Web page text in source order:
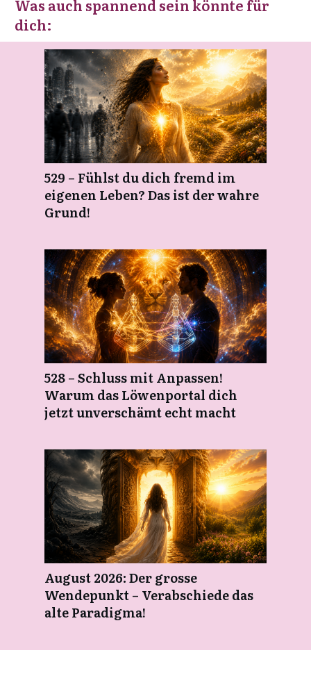
Was auch spannend sein könnte für
dich:
529 – Fühlst du dich fremd im
eigenen Leben? Das ist der wahre
Grund!
528 – Schluss mit Anpassen!
Warum das Löwenportal dich
jetzt unverschämt echt macht
August 2026: Der grosse
Wendepunkt – Verabschiede das
alte Paradigma!